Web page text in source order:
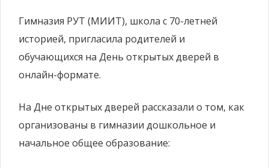
Гимназия РУТ (МИИТ), школа с 70-летней
историей, пригласила родителей и
обучающихся на День открытых дверей в
онлайн-формате.
На Дне открытых дверей рассказали о том, как
организованы в гимназии дошкольное и
начальное общее образование: